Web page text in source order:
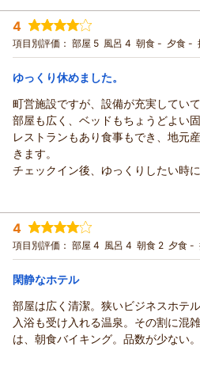
四季折々違った表情で楽しませて
あり、どの季節でも素晴らしい景
ぜひ、違う季節にも足をお運びくだ
投稿者： とりさんさん(男性/60代)
宿泊プラン： 【早朝出発のお客様専用プ
駐車場無料≫
シングル 朝のみ
宿泊価格帯： 6,001～7,000円(大人一人あ
この度は、ホテル緑清荘にご宿泊い
ます。
また、口コミにご投稿いただき重
リラックスしてお過ごしいただけた
ます。
当ホテルは、女満別空港からお車
程度、お車で1時間圏内に網走・知
表する観光地が盛り沢山です。
機会がございましたらまた是非お越
またお会いできるのを楽しみにして
4
項目別評価： 部屋 5 風呂 4 朝食 - 夕食 -
ゆっくり休めました。
町営施設ですが、設備が充実してい
部屋も広く、ベッドもちょうどよい固
レストランもあり食事もでき、地元
きます。
チェックイン後、ゆっくりしたい時に
宿泊時期： 2026年03月宿泊 (出張)
投稿者： さいとーさん
宿泊プラン： 素泊プラン ≪駐車場無料≫
宿泊価格帯： 7,001～8,000円(大人一人あ
この度は当ホテルにご宿泊いただ
た、口コミにもご投稿頂き重ねて御
ご満足いただけたようで誠にありが
もご満足いただけるようスタッフ
のご機会がございましたらご予約
4
項目別評価： 部屋 4 風呂 4 朝食 2 夕食 -
閑静なホテル
部屋は広く清潔。狭いビジネスホテ
入浴も受け入れる温泉。その割に混
は、朝食バイキング。品数が少ない